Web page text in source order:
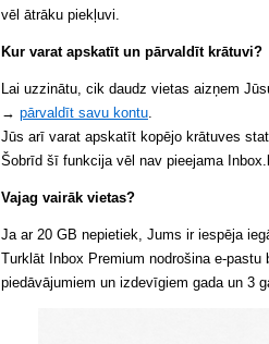
vēl ātrāku piekļuvi.
Kur varat apskatīt un pārvaldīt krātuvi?
Lai uzzinātu, cik daudz vietas aizņem
→ pārvaldīt savu kontu.
Jūs arī varat apskatīt kopējo krātuves
Šobrīd šī funkcija vēl nav pieejama
Vajag vairāk vietas?
Ja ar 20 GB nepietiek, Jums ir iespēja
Turklāt Inbox Premium nodrošina e-
piedāvājumiem un izdevīgiem gada un 3